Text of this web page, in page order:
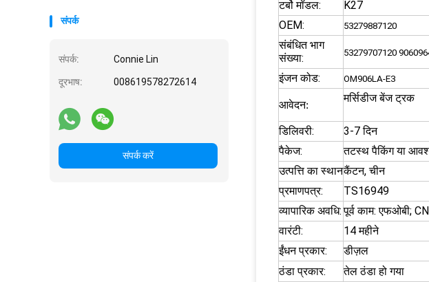
संपर्क
संपर्क: Connie Lin
दूरभाष: 008619578272614
संपर्क करें
टर्बो मॉडल:
K27
OEM:
53279887120
संबंधित भाग
संख्या:
53279707120
इंजन कोड: OM906LA-E3
आवेदन:
मर्सिडीज बेंज ट्रक
डिलिवरी:
3-7 दिन
पैकेज:
तटस्थ पैकिंग या
उत्पत्ति का स्थानकैंटन, चीन
प्रमाणपत्र:
TS16949
व्यापारिक अवधि: पूर्व काम: एफओबी;
वारंटी:
14 महीने
ईंधन प्रकार:
डीज़ल
ठंडा प्रकार:
तेल ठंडा हो गया